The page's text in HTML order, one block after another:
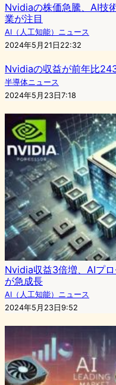
Nvidiaの株価急騰、AI技
業が注目
AI（人工知能）ニュース
2024年5月21日22:32
Nvidiaの収益が前年比
半導体ニュース
2024年5月23日7:18
Nvidia収益3倍増、AIプ
が急成長
AI（人工知能）ニュース
2024年5月23日9:52